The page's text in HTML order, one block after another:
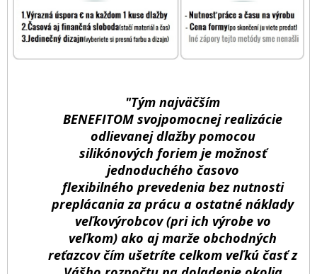
"Tým najväčším
BENEFITOM svojpomocnej realizácie
odlievanej dlažby pomocou
silikónových foriem je možnosť
jednoduchého časovo
flexibilného prevedenia bez nutnosti
preplácania za prácu a ostatné náklady
veľkovýrobcov (pri ich výrobe vo
veľkom) ako aj marže obchodných
reťazcov čím ušetríte celkom veľkú časť z